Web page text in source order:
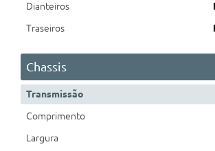
Dianteiros
Traseiros
Chassis
Transmissão
Comprimento
Largura